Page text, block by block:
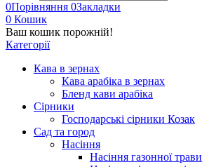
0Порівняння 0Закладки
0 Кошик
Ваш кошик порожній!
Категорії
Кава в зернах
Кава арабіка в зернах
Бленд кави арабіка
Сірники
Господарські сірники Козак
Сад та город
Насіння
Насіння газонної трави